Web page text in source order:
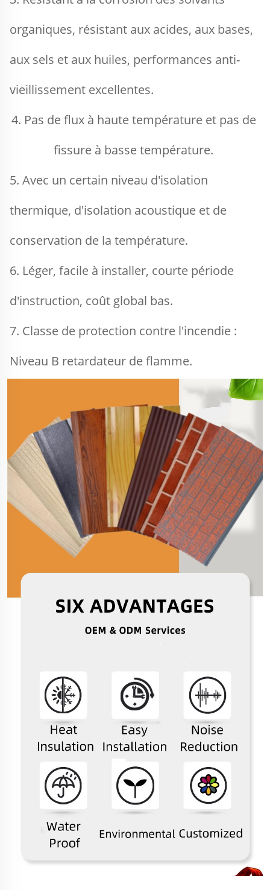
organiques, résistant aux acides, aux bases,
aux sels et aux huiles, performances anti-
vieillissement excellentes.
4. Pas de flux à haute température et pas de
fissure à basse température.
5. Avec un certain niveau d'isolation
thermique, d'isolation acoustique et de
conservation de la température.
6. Léger, facile à installer, courte période
d'instruction, coût global bas.
7. Classe de protection contre l'incendie :
Niveau B retardateur de flamme.